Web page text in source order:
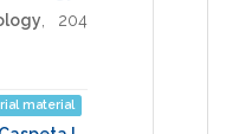
204
material